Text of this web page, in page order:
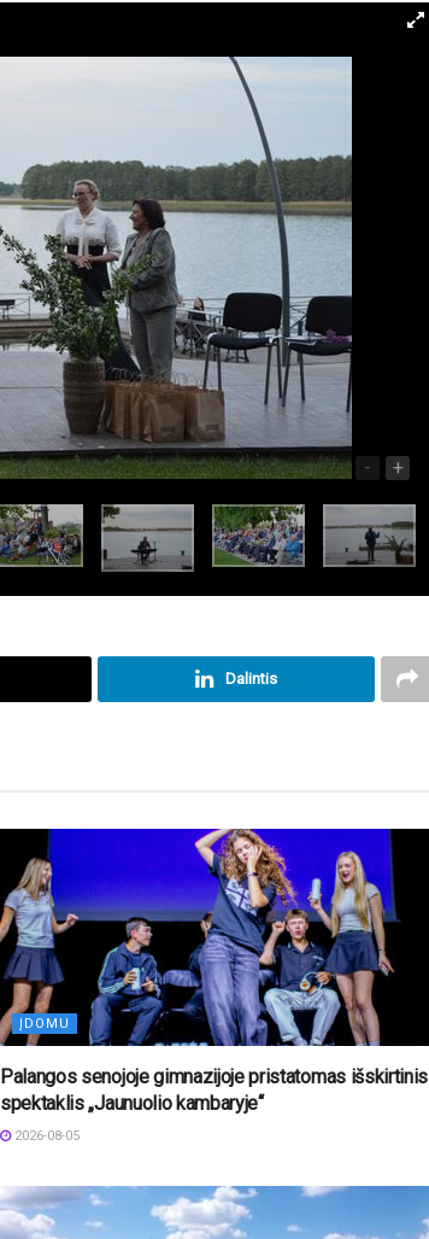
- +
Dalintis
ĮDOMU
Palangos senojoje gimnazijoje pristatomas išskirtinis
spektaklis „Jaunuolio kambaryje“
2026-08-05